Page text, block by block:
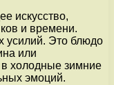
искусство,
и времени.
усилий. Это блюдо
или
в холодные зимние
эмоций.